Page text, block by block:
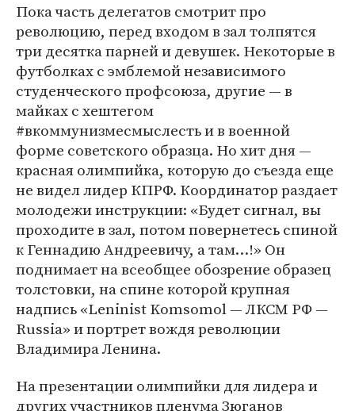
Пока часть делегатов смотрит про
революцию, перед входом в зал толпятся
три десятка парней и девушек. Некоторые в
футболках с эмблемой независимого
студенческого профсоюза, другие — в
майках с хештегом
#вкоммунизмесмыслесть и в военной
форме советского образца. Но хит дня —
красная олимпийка, которую до съезда еще
не видел лидер КПРФ. Координатор раздает
молодежи инструкции: «Будет сигнал, вы
проходите в зал, потом повернетесь спиной
к Геннадию Андреевичу, а там…!» Он
поднимает на всеобщее обозрение образец
толстовки, на спине которой крупная
надпись «Leninist Komsomol — ЛКСМ РФ —
Russia» и портрет вождя революции
Владимира Ленина.
На презентации олимпийки для лидера и
других участников пленума Зюганов